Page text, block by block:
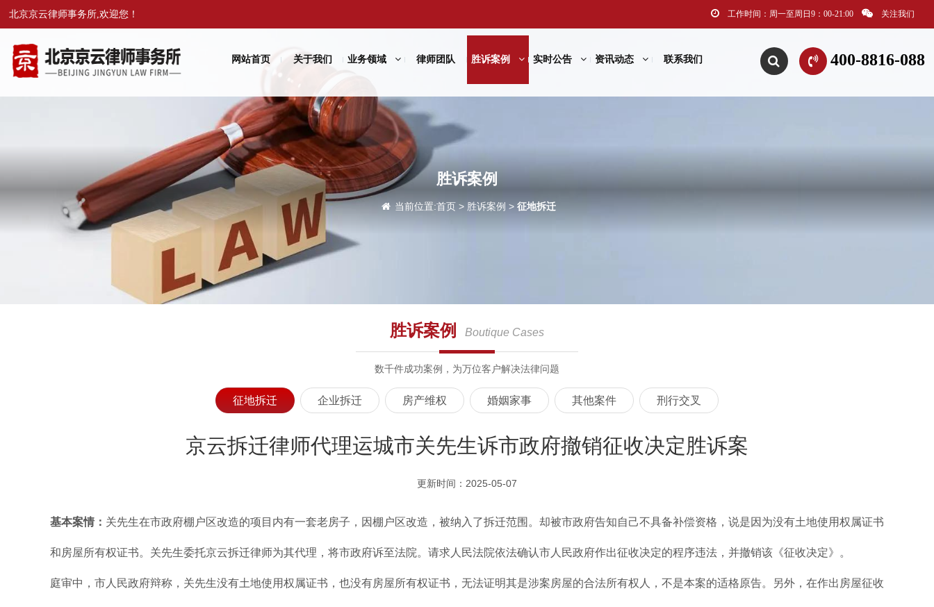
北京京云律师事务所,欢迎您！ 工作时间：周一至周日9：00-21:00 关注我们
400-8816-088
网站首页 关于我们 业务领域 律师团队 胜诉案例 实时公告 资讯动态 联系我们
胜诉案例
当前位置:首页 > 胜诉案例 >征地拆迁
胜诉案例 Boutique Cases
数千件成功案例，为万位客户解决法律问题
征地拆迁 企业拆迁 房产维权 婚姻家事 其他案件 刑行交叉
京云拆迁律师代理运城市关先生诉市政府撤销征收决定胜诉案
更新时间：2025-05-07
基本案情： 关先生在市政府棚户区改造的项目内有一套老房子，因棚户区改造，被纳入了拆迁范围。却被市政府告知自己不具备补偿资格，说是因为没有土地使用权属证书
和房屋所有权证书。关先生委托京云拆迁律师为其代理，将市政府诉至法院。请求人民法院依法确认市人民政府作出征收决定的程序违法，并撤销该《征收决定》。
庭审中，市人民政府辩称，关先生没有土地使用权属证书，也没有房屋所有权证书，无法证明其是涉案房屋的合法所有权人，不是本案的适格原告。另外，在作出房屋征收